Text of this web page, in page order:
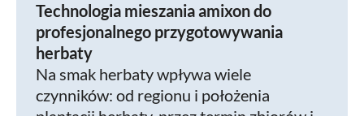
Technologia mieszania amixon do
profesjonalnego przygotowywania
herbaty
Na smak herbaty wpływa wiele
czynników: od regionu i położenia